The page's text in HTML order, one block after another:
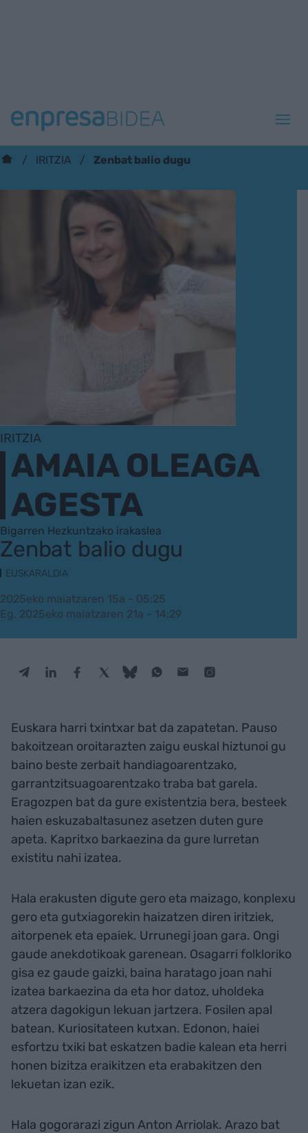
IRITZIA Zenbat balio dugu
IRITZIA
AMAIA OLEAGA
AGESTA
Bigarren Hezkuntzako irakaslea
Zenbat balio dugu
EUSKARALDIA
2025eko maiatzaren 15a - 05:25
Eg. 2025eko maiatzaren 21a - 14:29
Euskara harri txintxar bat da zapatetan. Pauso
bakoitzean oroitarazten zaigu euskal hiztunoi gu
baino beste zerbait handiagoarentzako,
garrantzitsuagoarentzako traba bat garela.
Eragozpen bat da gure existentzia bera, besteek
haien eskuzabaltasunez asetzen duten gure
apeta. Kapritxo barkaezina da gure lurretan
existitu nahi izatea.
Hala erakusten digute gero eta maizago, konplexu
gero eta gutxiagorekin haizatzen diren iritziek,
aitorpenek eta epaiek. Urrunegi joan gara. Ongi
gaude anekdotikoak garenean. Osagarri folkloriko
gisa ez gaude gaizki, baina haratago joan nahi
izatea barkaezina da eta hor datoz, uholdeka
atzera dagokigun lekuan jartzera. Fosilen apal
batean. Kuriositateen kutxan. Edonon, haiei
esfortzu txiki bat eskatzen badie kalean eta herri
honen bizitza eraikitzen eta erabakitzen den
lekuetan izan ezik.
Hala gogorarazi zigun Anton Arriolak. Arazo bat